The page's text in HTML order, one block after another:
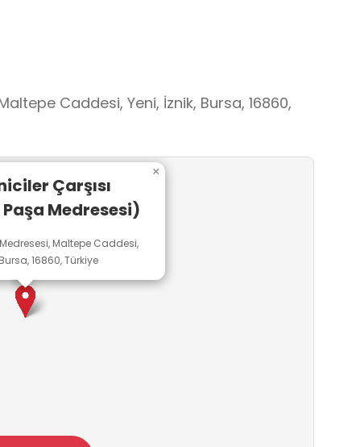
Caddesi, Yeni, İznik, Bursa, 16860,
Çarşısı
Medresesi)
Maltepe Caddesi,
16860, Türkiye
×